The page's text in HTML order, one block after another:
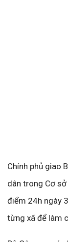
Chính phủ giao
dân trong Cơ
điểm 24h ngày
từng xã để làm